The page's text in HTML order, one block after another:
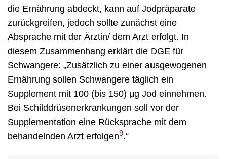
die Ernährung abdeckt, kann auf Jodpräparate
zurückgreifen, jedoch sollte zunächst eine
Absprache mit der Ärztin/ dem Arzt erfolgt. In
diesem Zusammenhang erklärt die DGE für
Schwangere: „Zusätzlich zu einer ausgewogenen
Ernährung sollen Schwangere täglich ein
Supplement mit 100 (bis 150) μg Jod einnehmen.
Bei Schilddrüsenerkrankungen soll vor der
Supplementation eine Rücksprache mit dem
behandelnden Arzt erfolgen9.“